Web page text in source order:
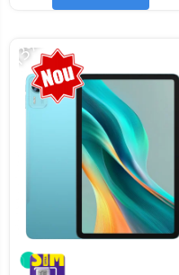
-13%